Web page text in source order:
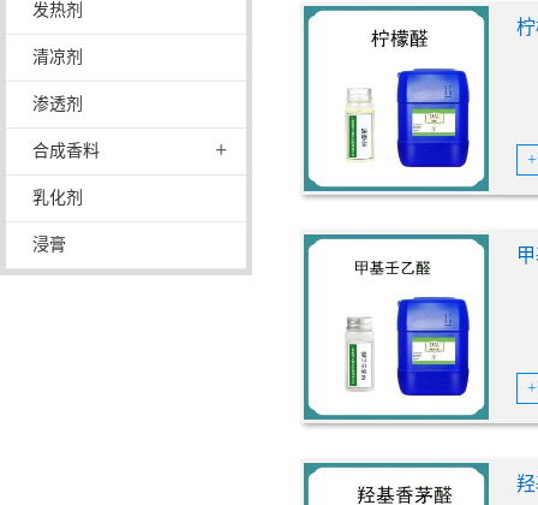
发热剂
清凉剂
渗透剂
合成香料 +
乳化剂
浸膏